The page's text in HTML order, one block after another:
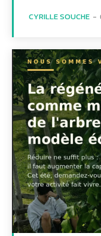
CYRILLE SOUCHE -